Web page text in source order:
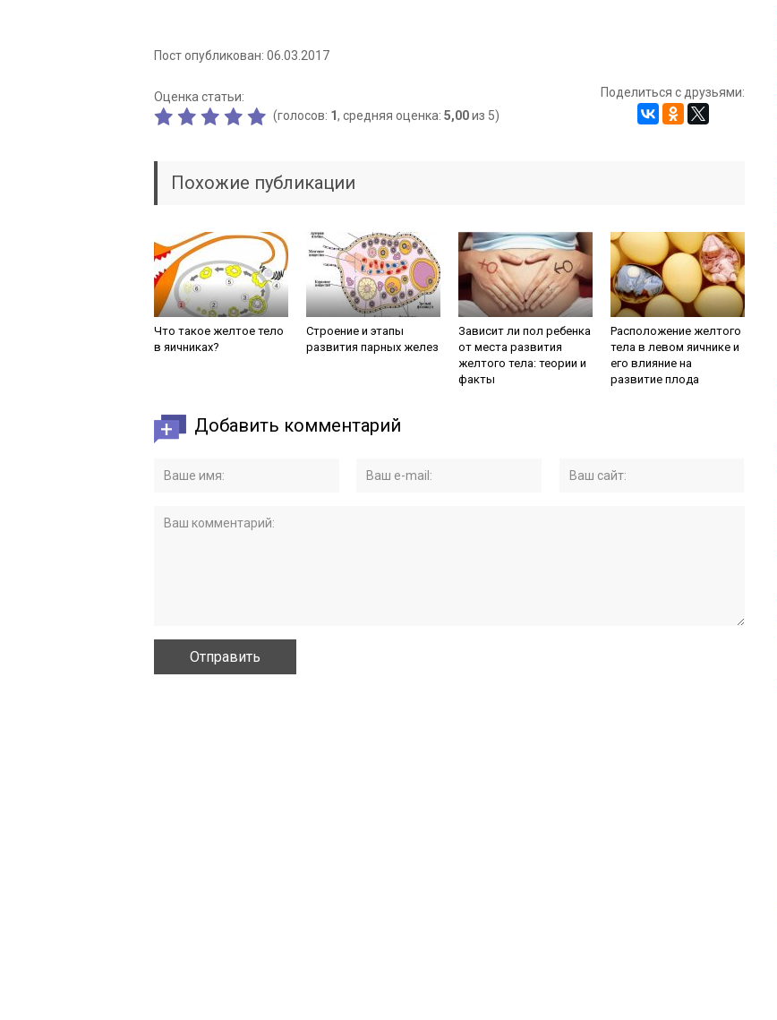
Пост опубликован: 06.03.2017
Оценка статьи:
(голосов: 1, средняя оценка: 5,00из 5)
Поделиться с друзьями:
Похожие публикации
Что такое желтое тело
в яичниках?
Строение и этапы
развития парных желез
Зависит ли пол ребенка
от места развития
желтого тела: теории и
факты
Расположение желтого
тела в левом яичнике и
его влияние на
развитие плода
Добавить комментарий